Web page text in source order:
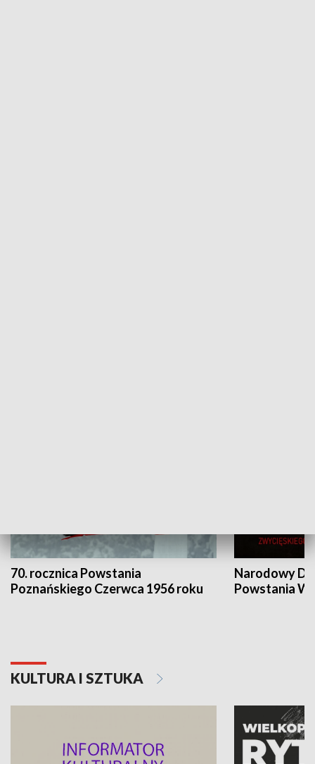
70. rocznica Powstania
Poznańskiego Czerwca 1956 roku
Narodowy
Powstania
KULTURA I SZTUKA